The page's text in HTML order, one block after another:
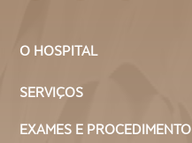
O HOSPITAL
SERVIÇOS
EXAMES E